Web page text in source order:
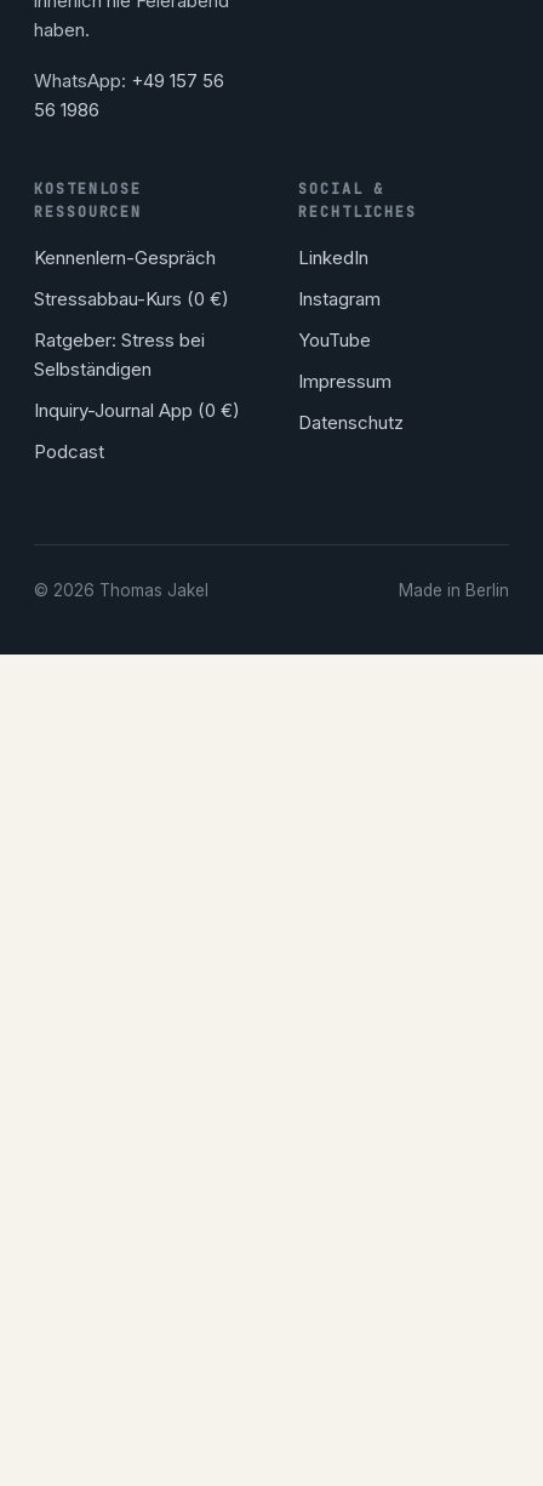
haben.
WhatsApp: +49 157 56
56 1986
KOSTENLOSE
RESSOURCEN
Kennenlern-Gespräch
Stressabbau-Kurs (0 €)
Ratgeber: Stress bei
Selbständigen
Inquiry-Journal App (0 €)
Podcast
SOCIAL &
RECHTLICHES
LinkedIn
Instagram
YouTube
Impressum
Datenschutz
© 2026 Thomas Jakel Made in Berlin